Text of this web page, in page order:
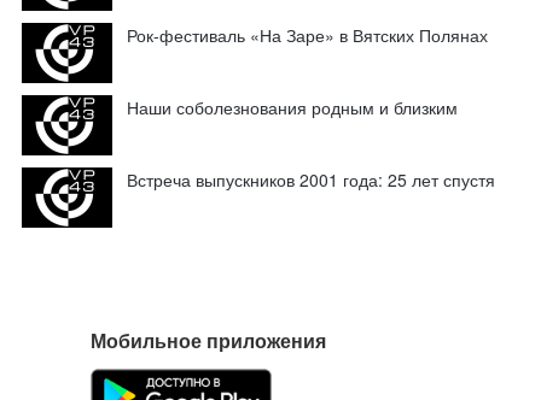
Рок-фестиваль «На Заре» в Вятских Полянах
Наши соболезнования родным и близким
Встреча выпускников 2001 года: 25 лет спустя
Мобильное приложения